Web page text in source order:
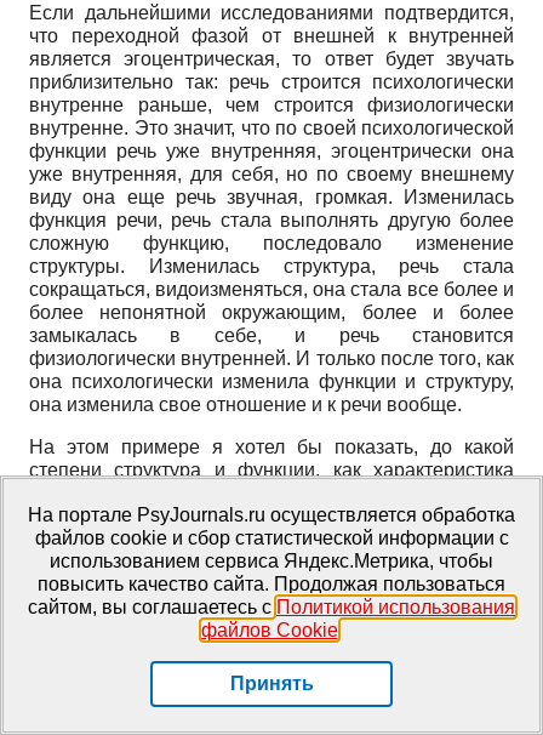
Если дальнейшими исследованиями подтвердится,
что переходной фазой от внешней к внутренней
является эгоцентрическая, то ответ будет звучать
приблизительно так: речь строится психологически
внутренне раньше, чем строится физиологически
внутренне. Это значит, что по своей психологической
функции речь уже внутренняя, эгоцентрически она
уже внутренняя, для себя, но по своему внешнему
виду она еще речь звучная, громкая. Изменилась
функция речи, речь стала выполнять другую более
сложную функцию, последовало изменение
структуры. Изменилась структура, речь стала
сокращаться, видоизменяться, она стала все более и
более непонятной окружающим, более и более
замыкалась в себе, и речь становится
физиологически внутренней. И только после того, как
она психологически изменила функции и структуру,
она изменила свое отношение и к речи вообще.
На этом примере я хотел бы показать, до какой
степени структура и функции, как характеристика
определения их генеза, т. е. развития. Вы видели, что
с точки зрения фенотипической шепот занимает
среднее место между одной и другим видом речи, а с
генотипической точки зрения эгоцентрическая речь
занимает среднее место между одной и другой
формой речи, и что эту переходную генотипическую
только исследованием структуры и функций этой
На портале PsyJournals.ru осуществляется обработка
файлов cookie и сбор статистической информации с
использованием сервиса Яндекс.Метрика, чтобы
повысить качество сайта. Продолжая пользоваться
сайтом, вы соглашаетесь с Политикой использования
файлов Cookie.
Принять